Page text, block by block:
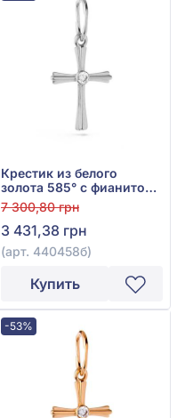
Крестик из белого
золота 585° с фианитом,
арт. 440458б
7 300,80 грн
3 431,38 грн
(арт. 440458б)
Купить
-53%